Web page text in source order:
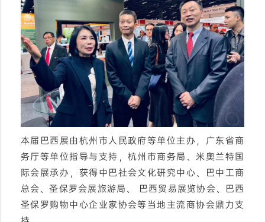
本届巴西展由杭州市人民政府等单位主办，广东省商
务厅等单位指导与支持，杭州市商务局、米奥兰特国
际会展承办，获得中巴社会文化研究中心、巴中工商
总会、圣保罗会展旅游局、 巴西贸易展览协会、巴西
圣保罗购物中心企业家协会等当地主流商协会鼎力支